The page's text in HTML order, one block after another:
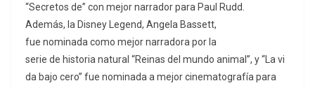
“Secretos de” con mejor narrador para Paul Rudd.
Además, la Disney Legend, Angela Bassett,
fue nominada como mejor narradora por la
serie de historia natural “Reinas del mundo animal”, y “La vi
da bajo cero” fue nominada a mejor cinematografía para